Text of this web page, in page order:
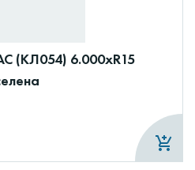
(КЛ054) 6.000xR15